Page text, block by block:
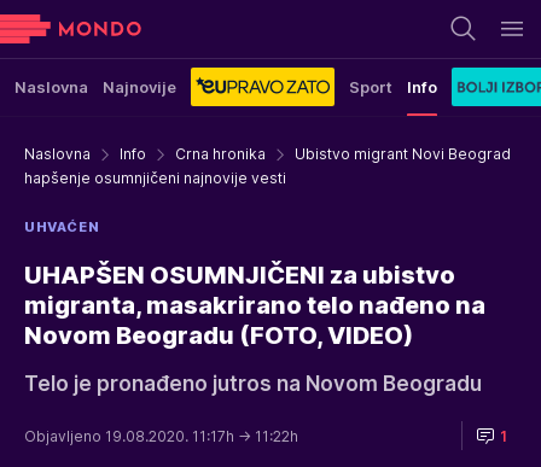
Naslovna Najnovije Sport Info
Naslovna Info Crna hronika
Ubistvo migrant Novi Beograd
hapšenje osumnjičeni najnovije vesti
UHVAĆEN
UHAPŠEN OSUMNJIČENI za ubistvo
migranta, masakrirano telo nađeno na
Novom Beogradu (FOTO, VIDEO)
Telo je pronađeno jutros na Novom Beogradu
Objavljeno 19.08.2020. 11:17h → 11:22h 1